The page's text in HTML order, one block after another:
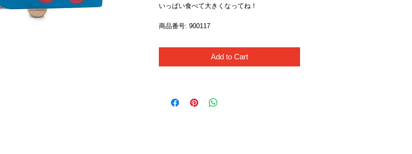
いっぱい食べて大きくなってね！
商品番号: 900117
Add to Cart